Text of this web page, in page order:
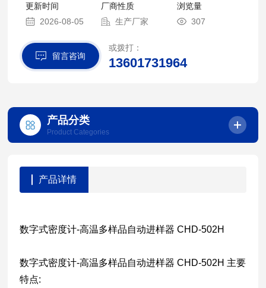
更新时间
2026-08-05
厂商性质
生产厂家
浏览量
307
留言咨询
或拨打：
13601731964
产品分类
Product Categories
产品详情
数字式密度计-高温多样品自动进样器 CHD-502H
数字式密度计-高温多样品自动进样器 CHD-502H 主要
特点: